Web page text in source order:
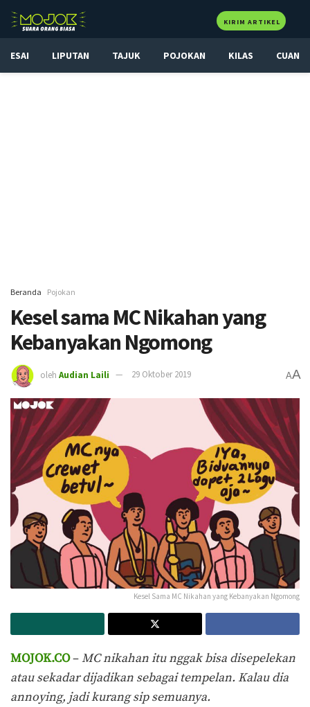
KIRIM ARTIKEL
ESAI LIPUTAN TAJUK POJOKAN KILAS CUAN
Beranda Pojokan
Kesel sama MC Nikahan yang
Kebanyakan Ngomong
oleh Audian Laili 29 Oktober 2019 AA
Kesel Sama MC Nikahan yang Kebanyakan Ngomong
MOJOK.CO–MC nikahan itu nggak bisa disepelekan
atau sekadar dijadikan sebagai tempelan. Kalau dia
annoying, jadi kurang sip semuanya.